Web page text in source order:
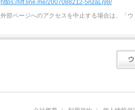
https://liff.line.me/2007088212-5nzaLj98/
外部ページへのアクセスを中止する場合は、「